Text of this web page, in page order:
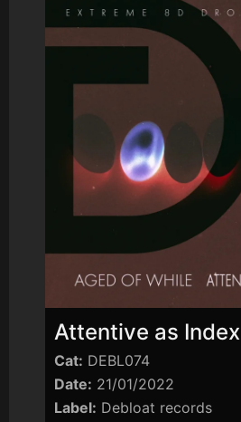
Attentive as Index
Cat: DEBL074
Date: 21/01/2022
Label: Debloat records